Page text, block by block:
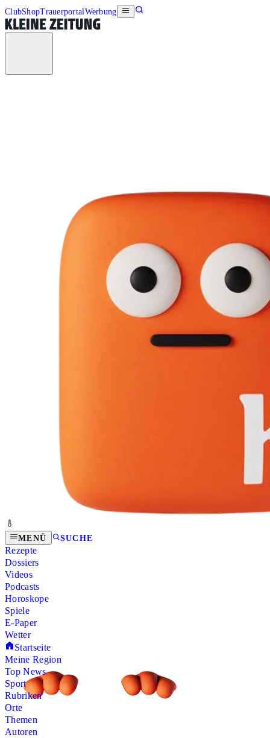
ClubShopTrauerportalWerbung
MENÜ SUCHE
Rezepte
Dossiers
Videos
Podcasts
Horoskope
Spiele
E-Paper
Wetter
Startseite
Meine Region
Top News
Sport
Rubriken
Orte
Themen
Autoren